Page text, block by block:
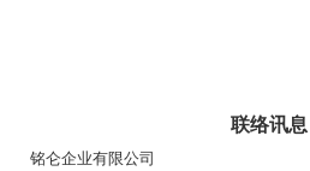
联络讯息
铭仑企业有限公司